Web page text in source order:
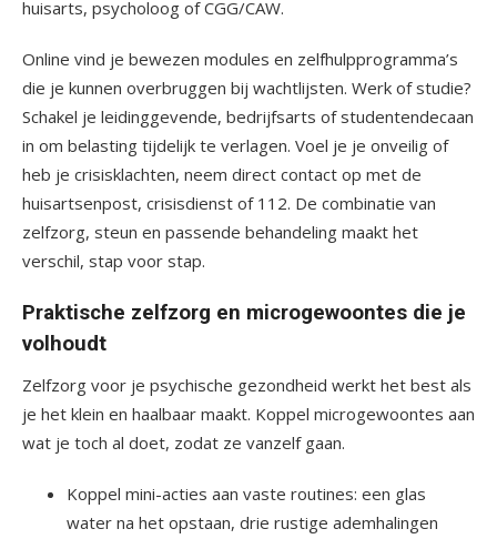
huisarts, psycholoog of CGG/CAW.
Online vind je bewezen modules en zelfhulpprogramma’s
die je kunnen overbruggen bij wachtlijsten. Werk of studie?
Schakel je leidinggevende, bedrijfsarts of studentendecaan
in om belasting tijdelijk te verlagen. Voel je je onveilig of
heb je crisisklachten, neem direct contact op met de
huisartsenpost, crisisdienst of 112. De combinatie van
zelfzorg, steun en passende behandeling maakt het
verschil, stap voor stap.
Praktische zelfzorg en microgewoontes die je
volhoudt
Zelfzorg voor je psychische gezondheid werkt het best als
je het klein en haalbaar maakt. Koppel microgewoontes aan
wat je toch al doet, zodat ze vanzelf gaan.
Koppel mini-acties aan vaste routines: een glas
water na het opstaan, drie rustige ademhalingen